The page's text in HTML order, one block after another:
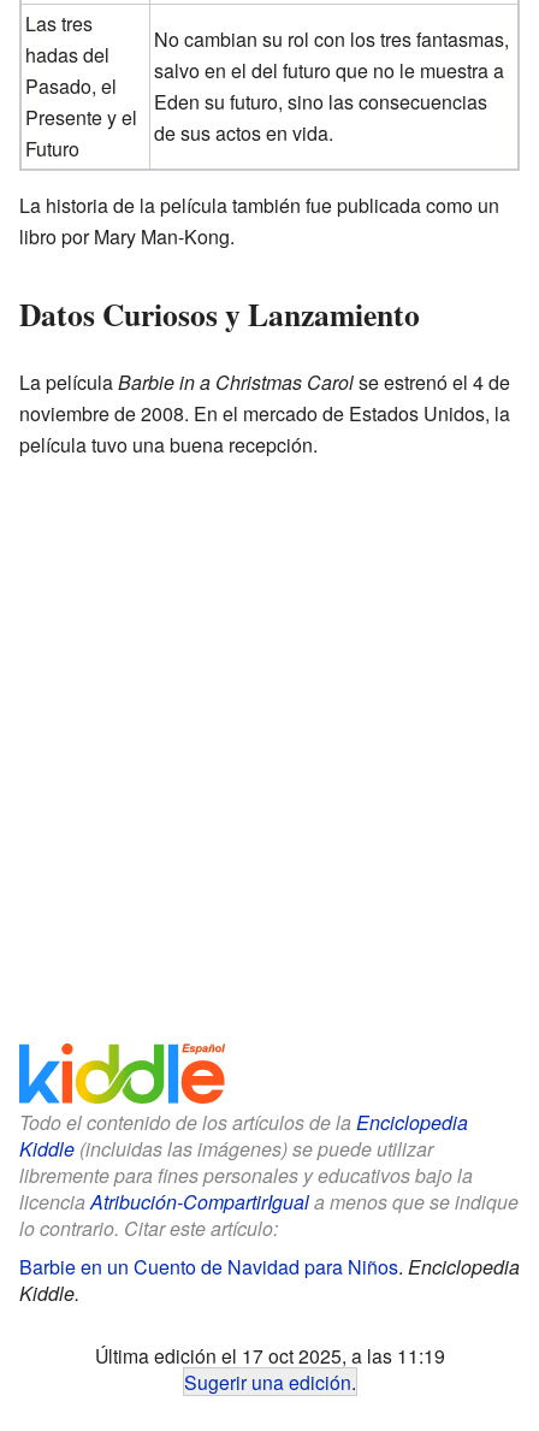
Las tres
hadas del
Pasado, el
Presente y el
Futuro
No cambian su rol con los tres fantasmas,
salvo en el del futuro que no le muestra a
Eden su futuro, sino las consecuencias
de sus actos en vida.
La historia de la película también fue publicada como un
libro por Mary Man-Kong.
Datos Curiosos y Lanzamiento
La películaBarbie in a Christmas Carolse estrenó el 4 de
noviembre de 2008. En el mercado de Estados Unidos, la
película tuvo una buena recepción.
Todo el contenido de los artículos de la Enciclopedia
Kiddle (incluidas las imágenes) se puede utilizar
libremente para fines personales y educativos bajo la
licenciaAtribución-CompartirIguala menos que se indique
lo contrario. Citar este artículo:
Barbie en un Cuento de Navidad para Niños. Enciclopedia
Kiddle.
Última edición el 17 oct 2025, a las 11:19
Sugerir una edición.